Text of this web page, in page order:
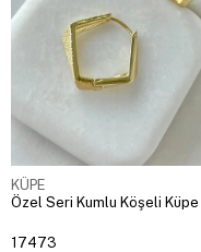
KÜPE
Özel Seri Kumlu Köşeli
17473